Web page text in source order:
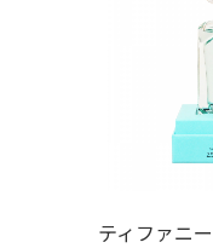
ティファニ